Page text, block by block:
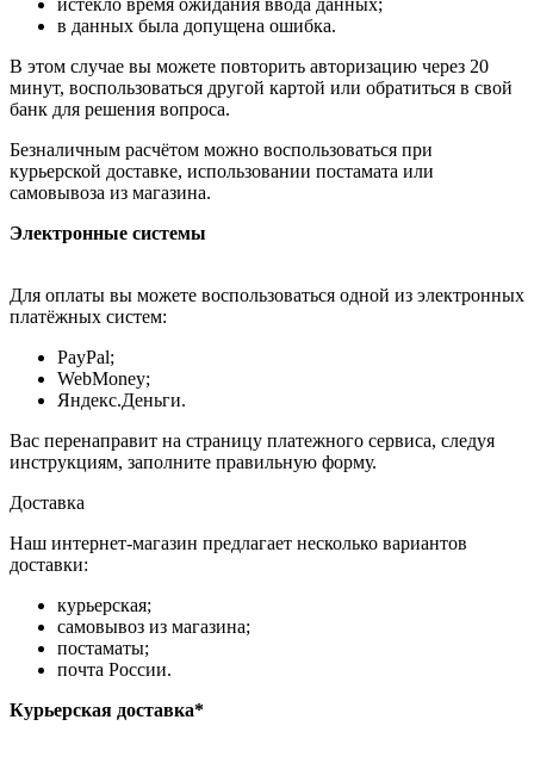
в данных была допущена ошибка.
В этом случае вы можете повторить авторизацию через 20
минут, воспользоваться другой картой или обратиться в свой
банк для решения вопроса.
Безналичным расчётом можно воспользоваться при
курьерской доставке, использовании постамата или
самовывоза из магазина.
Электронные системы
Для оплаты вы можете воспользоваться одной из электронных
платёжных систем:
PayPal;
WebMoney;
Яндекс.Деньги.
Вас перенаправит на страницу платежного сервиса, следуя
инструкциям, заполните правильную форму.
Доставка
Наш интернет-магазин предлагает несколько вариантов
доставки:
курьерская;
самовывоз из магазина;
постаматы;
почта России.
Курьерская доставка*